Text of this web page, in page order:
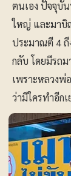
ตนเอง ปัจจุบั
ใหญ่ และมาบิ
ประมาณตี 4 ถึ
กลับ โดยมีรถ
เพราะหลวงพ่
ว่ามีใครทำอีก